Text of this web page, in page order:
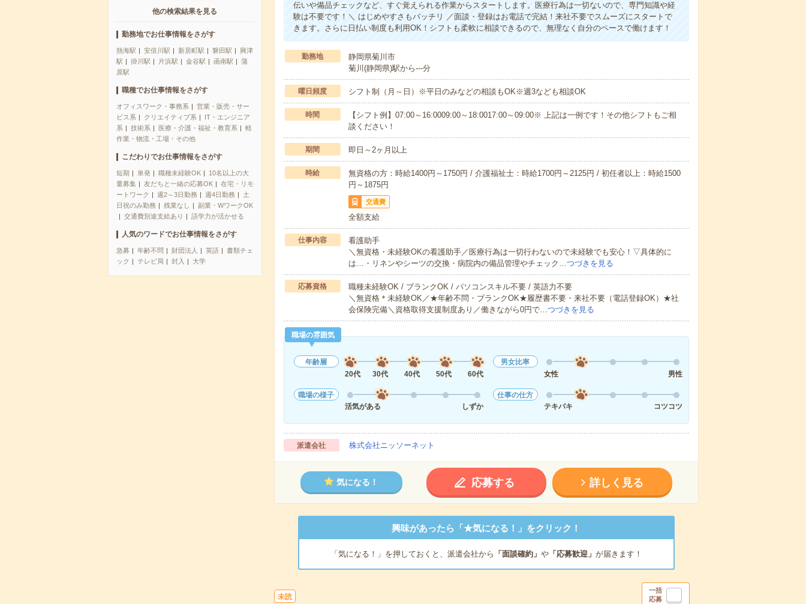
他の検索結果を見る
勤務地でお仕事情報をさがす
熱海駅 安倍川駅 新居町駅 磐田駅
興津
駅
掛川駅 片浜駅 金谷駅 函南駅
蒲
原駅
職種でお仕事情報をさがす
オフィスワーク・事務系
営業・販売・サー
ビス系
クリエイティブ系
IT・エンジニア
系
技術系 医療・介護・福祉・教育系
軽
作業・物流・工場・その他
こだわりでお仕事情報をさがす
短期 単発 職種未経験OK
10名以上の大
量募集
友だちと一緒の応募OK
在宅・リモ
ートワーク
週2～3日勤務 週4日勤務
土
日祝のみ勤務
残業なし
副業・WワークOK
交通費別途支給あり
語学力が活かせる
人気のワードでお仕事情報をさがす
急募 年齢不問 財団法人 英語
書類チェ
ック
テレビ局 封入 大学
伝いや備品チェックなど、すぐ覚えられる作業からスタートします。医療行為は一切ないので、専門知識や経
験は不要です！＼ はじめやすさもバッチリ ／面談・登録はお電話で完結！来社不要でスムーズにスタートで
きます。さらに日払い制度も利用OK！シフトも柔軟に相談できるので、無理なく自分のペースで働けます！
勤務地
静岡県菊川市
菊川(静岡県)駅から---分
曜日頻度 シフト制（月～日）※平日のみなどの相談もOK※週3なども相談OK
時間
【シフト例】07:00～16:0009:00～18:0017:00～09:00※ 上記は一例です！その他シフトもご相
談ください！
期間 即日～2ヶ月以上
時給
無資格の方：時給1400円～1750円 / 介護福祉士：時給1700円～2125円 / 初任者以上：時給1500
円～1875円
交通費
全額支給
仕事内容
看護助手
＼無資格・未経験OKの看護助手／医療行為は一切行わないので未経験でも安心！▽具体的に
は…・リネンやシーツの交換・病院内の備品管理やチェック…つづきを見る
応募資格
職種未経験OK / ブランクOK / パソコンスキル不要 / 英語力不要
＼無資格＊未経験OK／★年齢不問・ブランクOK★履歴書不要・来社不要（電話登録OK）★社
会保険完備＼資格取得支援制度あり／働きながら0円で…つづきを見る
職場の雰囲気
年齢層
20代
30代 40代 50代 60代
男女比率
女性
男性
職場の様子
活気がある
しずか
仕事の仕方
テキパキ
コツコツ
派遣会社 株式会社ニッソーネット
気になる！ 応募する 詳しく見る
興味があったら「★気になる！」をクリック！
「気になる！」を押しておくと、派遣会社から 「面談確約」 や「応募歓迎」 が届きます！
未読
一括
応募